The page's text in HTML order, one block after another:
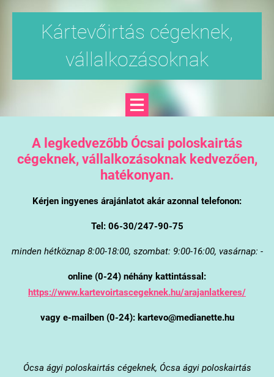
Kártevőirtás cégeknek,
vállalkozásoknak
A legkedvezőbb Ócsai poloskairtás
cégeknek, vállalkozásoknak kedvezően,
hatékonyan.
Kérjen ingyenes árajánlatot akár azonnal telefonon:
Tel: 06-30/247-90-75
minden hétköznap 8:00-18:00, szombat: 9:00-16:00, vasárnap: -
online (0-24) néhány kattintással:
https://www.kartevoirtascegeknek.hu/arajanlatkeres/
vagy e-mailben (0-24): kartevo@medianette.hu
Ócsa ágyi poloskairtás cégeknek, Ócsa ágyi poloskairtás